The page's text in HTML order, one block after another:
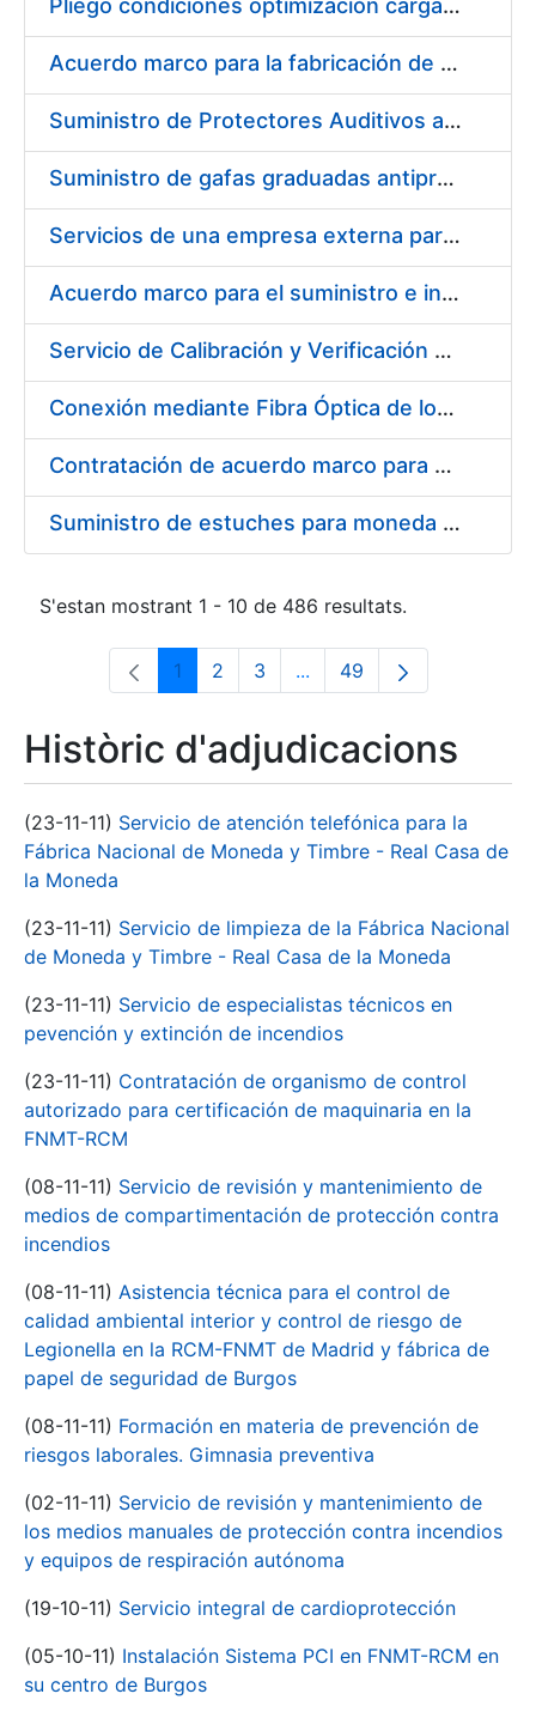
Mostra/Amaga Pliego condiciones optimización cargas compras firmado
Acuerdo marco para la fabricación de piezas
Suministro de Protectores Auditivos a medida para las personas trabajadoras de los Centros de Trabajo de Madrid y Burgos
Suministro de gafas graduadas antiproyecciones para los trabajadores de la FNMT-RCM en los centros de trabajo de Madrid y Burgos
Servicios de una empresa externa para el asesoramiento y resolución de los recursos de alzada que se presentan relacionados con procesos de selección para la FNMT-RCM
Acuerdo marco para el suministro e instalación de persianas, estores y otros complementos
Servicio de Calibración y Verificación Externa de los Equipos de Medición del Servicio de Prevención de la FNMT-RCM
Conexión mediante Fibra Óptica de los Centros de Proceso de Datos (CPDs) de las sedes de la FNMT-RCM de Burgos y Madrid
Contratación de acuerdo marco para el Suministro de Material de Electricidad para la Fábrica Nacional de Moneda y Timbre-Real Casa de la Moneda en su centro de trabajo de Burgos
Suministro de estuches para moneda de 30 €
S'estan mostrant 1 - 10 de 486 resultats.
Pàgina
1 Pàgina
2 Pàgina
3 ...Pàgines intermèdies
Pàgina
49
Històric d'adjudicacions
(23-11-11) Servicio de atención telefónica para la
Fábrica Nacional de Moneda y Timbre - Real Casa de
la Moneda
(23-11-11) Servicio de limpieza de la Fábrica Nacional
de Moneda y Timbre - Real Casa de la Moneda
(23-11-11) Servicio de especialistas técnicos en
pevención y extinción de incendios
(23-11-11) Contratación de organismo de control
autorizado para certificación de maquinaria en la
FNMT-RCM
(08-11-11) Servicio de revisión y mantenimiento de
medios de compartimentación de protección contra
incendios
(08-11-11) Asistencia técnica para el control de
calidad ambiental interior y control de riesgo de
Legionella en la RCM-FNMT de Madrid y fábrica de
papel de seguridad de Burgos
(08-11-11) Formación en materia de prevención de
riesgos laborales. Gimnasia preventiva
(02-11-11) Servicio de revisión y mantenimiento de
los medios manuales de protección contra incendios
y equipos de respiración autónoma
(19-10-11) Servicio integral de cardioprotección
(05-10-11) Instalación Sistema PCI en FNMT-RCM en
su centro de Burgos